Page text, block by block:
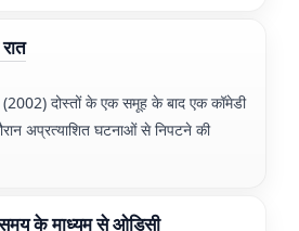
दोस्तों के एक समूह के बाद एक कॉमेडी
अप्रत्याशित घटनाओं से निपटने की
के माध्यम से ओडिसी